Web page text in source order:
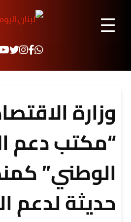
☰
وزارة
“مكتب دعم
الوطني”
حديثة لدعم